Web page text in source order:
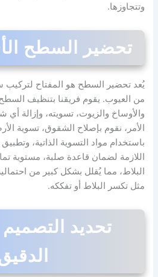
وتتجاوزها.
تحضير السطح
يُعد تحضير السطح هو المفتاح لتركيب
من العيوب. يقوم فريقنا بتنظيف
والأوساخ والزيوت، تسويته، وإزالة أي
الأمر، نقوم بإصلاح الشقوق، تسوية
باستخدام مواد التسوية الذاتية،
اللازمة لضمان قاعدة صلبة، مستوية
البلاط، مما يُقلل بشكل كبير من
مثل تكسر البلاط أو تفككه.
تحديد